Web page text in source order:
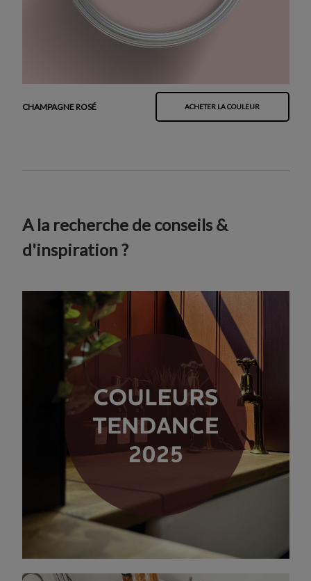
CHAMPAGNE ROSÉ ACHETER LA COULEUR
A la recherche de conseils &
d'inspiration ?